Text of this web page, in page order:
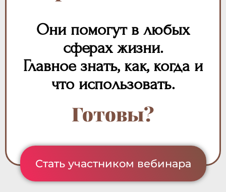
Они помогут в любых
сферах жизни.
Главное знать, как, когда и
что использовать.
Готовы?
Стать участником вебинара